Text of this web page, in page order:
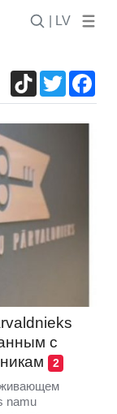
| LV
TikTokTwitter
с
2
namu